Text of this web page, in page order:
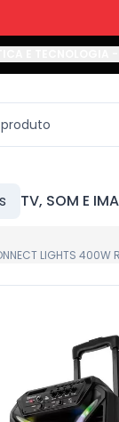
TV, SOM E
LIGHTS